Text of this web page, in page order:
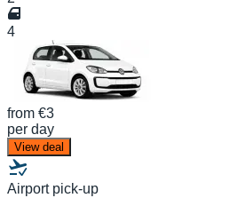
4
from €3
per day
View deal
Airport pick-up